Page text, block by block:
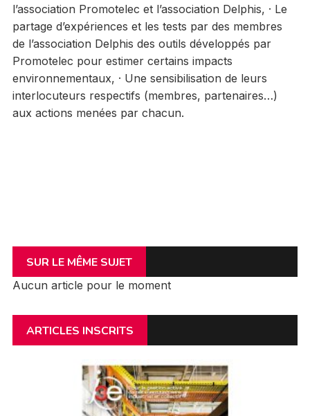
l’association Promotelec et l’association Delphis, · Le
partage d’expériences et les tests par des membres
de l’association Delphis des outils développés par
Promotelec pour estimer certains impacts
environnementaux, · Une sensibilisation de leurs
interlocuteurs respectifs (membres, partenaires…)
aux actions menées par chacun.
SUR LE MÊME SUJET
Aucun article pour le moment
ARTICLES INSCRITS